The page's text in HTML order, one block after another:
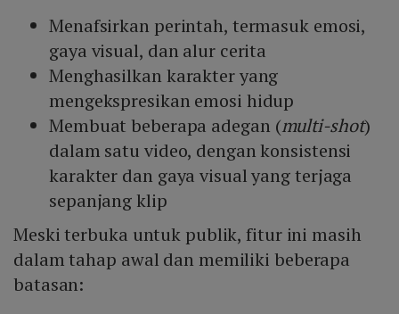
Menafsirkan perintah, termasuk emosi,
gaya visual, dan alur cerita
Menghasilkan karakter yang
mengekspresikan emosi hidup
Membuat beberapa adegan (multi-shot)
dalam satu video, dengan konsistensi
karakter dan gaya visual yang terjaga
sepanjang klip
Meski terbuka untuk publik, fitur ini masih
dalam tahap awal dan memiliki beberapa
batasan: